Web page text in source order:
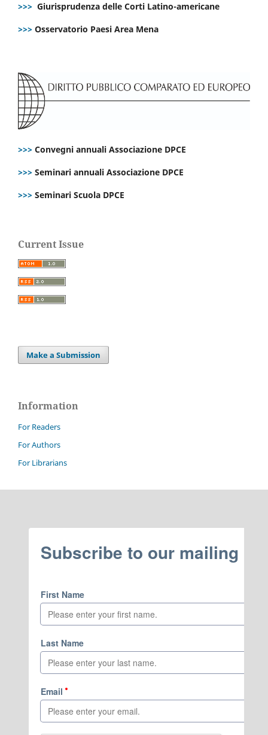
>>> Giurisprudenza delle Corti Latino-americane
>>> Osservatorio Paesi Area Mena
>>> Convegni annuali Associazione DPCE
>>> Seminari annuali Associazione DPCE
>>> Seminari Scuola DPCE
Current Issue
Make a Submission
Information
For Readers
For Authors
For Librarians